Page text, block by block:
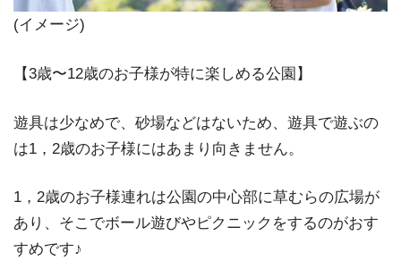
(イメージ)
【3歳〜12歳のお⼦様が特に楽しめる公園】
遊具は少なめで、砂場などはないため、遊具で遊ぶの
は1，2歳のお子様にはあまり向きません。
1，2歳のお子様連れは公園の中心部に草むらの広場が
あり、そこでボール遊びやピクニックをするのがおす
すめです♪